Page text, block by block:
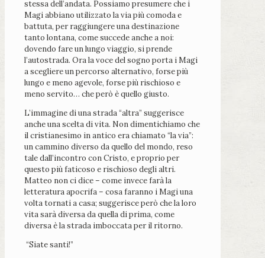
stessa dell’andata. Possiamo presumere che i
Magi abbiano utilizzato la via più comoda e
battuta, per raggiungere una destinazione
tanto lontana, come succede anche a noi:
dovendo fare un lungo viaggio, si prende
l’autostrada. Ora la voce del sogno porta i Magi
a scegliere un percorso alternativo, forse più
lungo e meno agevole, forse più rischioso e
meno servito… che però è quello giusto.
L’immagine di una strada “altra” suggerisce
anche una scelta di vita. Non dimentichiamo che
il cristianesimo in antico era chiamato “la via”:
un cammino diverso da quello del mondo, reso
tale dall’incontro con Cristo, e proprio per
questo più faticoso e rischioso degli altri.
Matteo non ci dice – come invece farà la
letteratura apocrifa – cosa faranno i Magi una
volta tornati a casa; suggerisce però che la loro
vita sarà diversa da quella di prima, come
diversa è la strada imboccata per il ritorno.
“Siate santi!”